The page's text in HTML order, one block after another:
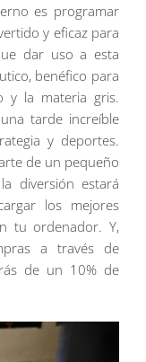
es programar
y eficaz para
dar uso a esta
benéfico para
y la materia gris.
tarde increíble
y deportes.
de un pequeño
diversión estará
los mejores
tu ordenador. Y,
a través de
de un 10% de